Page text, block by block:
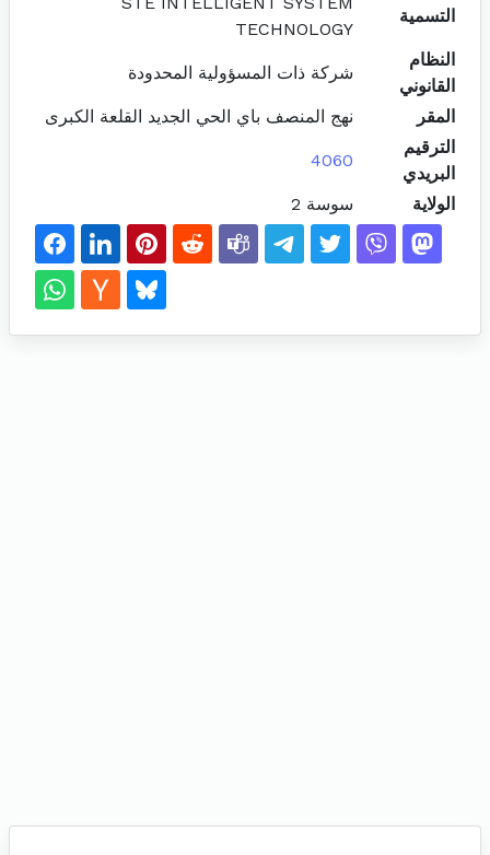
التسمية
TECHNOLOGY
النظام
القانوني
شركة ذات المسؤولية المحدودة
المقر
نهج المنصف باي الحي الجديد القلعة الكبرى
الترقيم
البريدي
4060
الولاية سوسة 2